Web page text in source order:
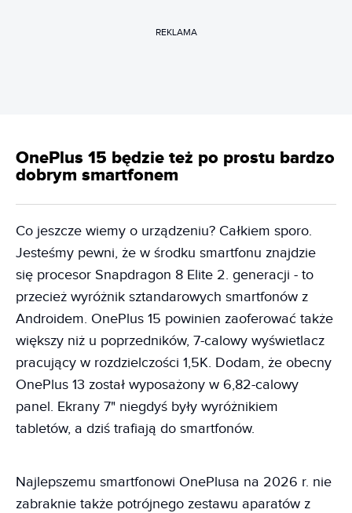
REKLAMA
OnePlus 15 będzie też po prostu bardzo
dobrym smartfonem
Co jeszcze wiemy o urządzeniu? Całkiem sporo.
Jesteśmy pewni, że w środku smartfonu znajdzie
się procesor Snapdragon 8 Elite 2. generacji - to
przecież wyróżnik sztandarowych smartfonów z
Androidem. OnePlus 15 powinien zaoferować także
większy niż u poprzedników, 7-calowy wyświetlacz
pracujący w rozdzielczości 1,5K. Dodam, że obecny
OnePlus 13 został wyposażony w 6,82-calowy
panel. Ekrany 7" niegdyś były wyróżnikiem
tabletów, a dziś trafiają do smartfonów.
Najlepszemu smartfonowi OnePlusa na 2026 r. nie
zabraknie także potrójnego zestawu aparatów z